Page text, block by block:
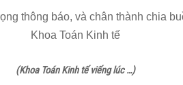
thông báo, và chân thành chia
Khoa Toán Kinh tế
(Khoa Toán Kinh tế viếng lúc …)